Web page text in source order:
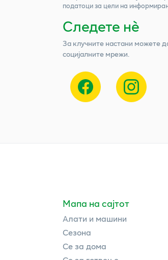
податоци за цели на
Следете нѐ
За клучните настани можете
социјалните мрежи.
Мапа на сајтот
Алати и машини
Сезона
Се за дома